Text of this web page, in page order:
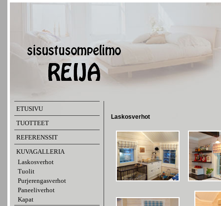
Laskosverhot
ETUSIVU
TUOTTEET
REFERENSSIT
KUVAGALLERIA
Laskosverhot
Tuolit
Purjerengasverhot
Paneeliverhot
Kapat